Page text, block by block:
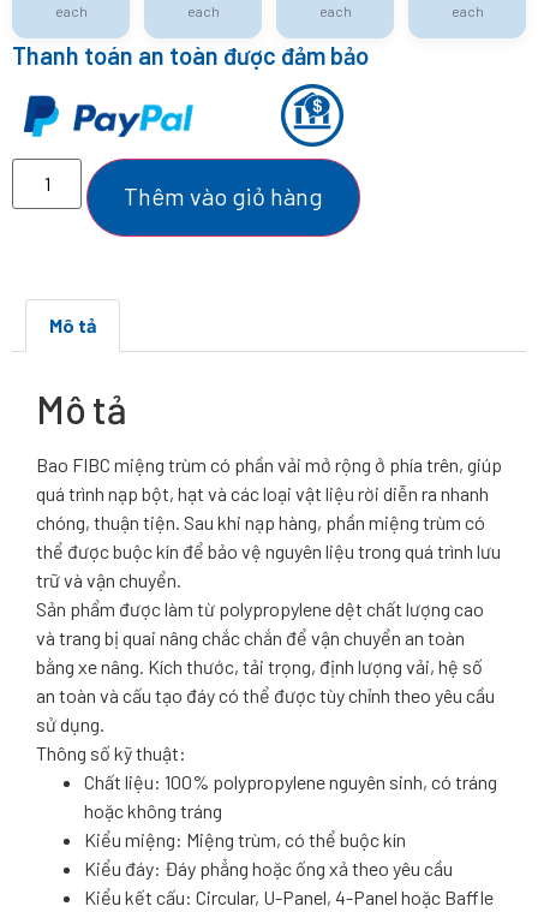
each each each each
Thanh toán an toàn được đảm bảo
Thêm vào giỏ hàng
Mô tả
Mô tả
Bao FIBC miệng trùm có phần vải mở rộng ở phía trên, giúp
quá trình nạp bột, hạt và các loại vật liệu rời diễn ra nhanh
chóng, thuận tiện. Sau khi nạp hàng, phần miệng trùm có
thể được buộc kín để bảo vệ nguyên liệu trong quá trình lưu
trữ và vận chuyển.
Sản phẩm được làm từ polypropylene dệt chất lượng cao
và trang bị quai nâng chắc chắn để vận chuyển an toàn
bằng xe nâng. Kích thước, tải trọng, định lượng vải, hệ số
an toàn và cấu tạo đáy có thể được tùy chỉnh theo yêu cầu
sử dụng.
Thông số kỹ thuật:
Chất liệu: 100% polypropylene nguyên sinh, có tráng
hoặc không tráng
Kiểu miệng: Miệng trùm, có thể buộc kín
Kiểu đáy: Đáy phẳng hoặc ống xả theo yêu cầu
Kiểu kết cấu: Circular, U-Panel, 4-Panel hoặc Baffle